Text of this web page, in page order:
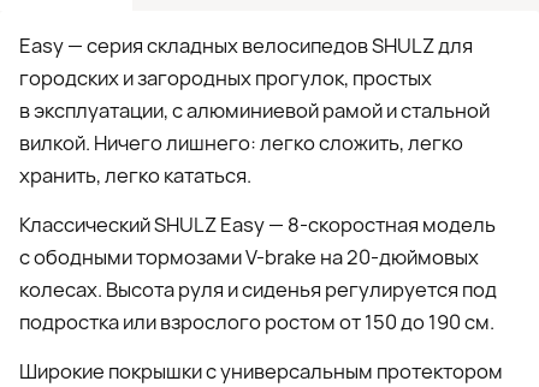
Easy — серия складных велосипедов SHULZ для
городских и загородных прогулок, простых
в эксплуатации, с алюминиевой рамой и стальной
вилкой. Ничего лишнего: легко сложить, легко
хранить, легко кататься.
Классический SHULZ Easy — 8-скоростная модель
с ободными тормозами V-brake на 20-дюймовых
колесах. Высота руля и сиденья регулируется под
подростка или взрослого ростом от 150 до 190 см.
Широкие покрышки с универсальным протектором